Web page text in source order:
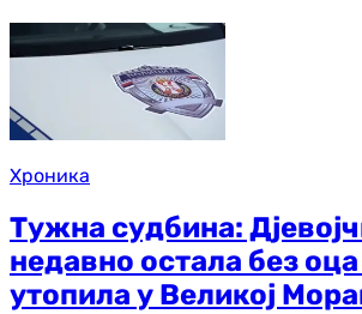
Хроника
Тужна судбина:
недавно остала без
утопила у Великој